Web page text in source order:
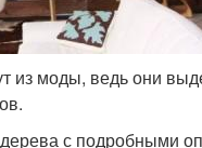
из моды, ведь они
с подробными